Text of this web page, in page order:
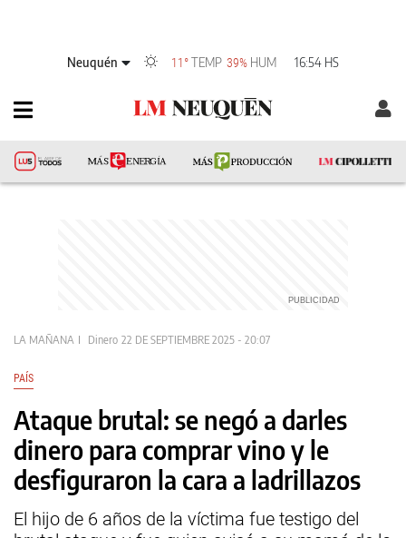
Neuquén 11°TEMP 39% HUM 16:54 HS
LA MAÑANA Dinero 22 DE SEPTIEMBRE 2025 - 20:07
PAÍS
Ataque brutal: se negó a darles
dinero para comprar vino y le
desfiguraron la cara a ladrillazos
El hijo de 6 años de la víctima fue testigo del